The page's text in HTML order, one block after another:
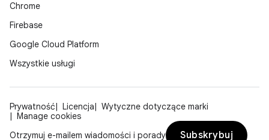
Chrome
Firebase
Google Cloud Platform
Wszystkie usługi
Prywatność Licencja
Wytyczne dotyczące marki
Manage cookies
Otrzymuj e-mailem wiadomości i porady
Subskrybuj